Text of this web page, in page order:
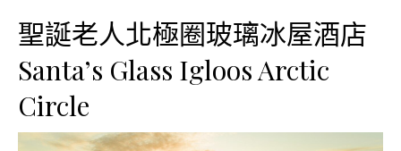
聖誕老人北極圈玻璃冰屋酒店
Santa’s Glass Igloos Arctic
Circle